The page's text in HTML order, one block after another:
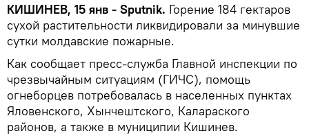
КИШИНЕВ, 15 янв - Sputnik. Горение 184 гектаров
сухой растительности ликвидировали за минувшие
сутки молдавские пожарные.
Как сообщает пресс-служба Главной инспекции по
чрезвычайным ситуациям (ГИЧС), помощь
огнеборцев потребовалась в населенных пунктах
Яловенского, Хынчештского, Калараского
районов, а также в муниципии Кишинев.